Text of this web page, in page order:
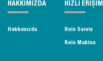
HAKKIMIZDA
Hakkımızda
HIZLI ERİŞİM
Reis Servis
Reis Makina